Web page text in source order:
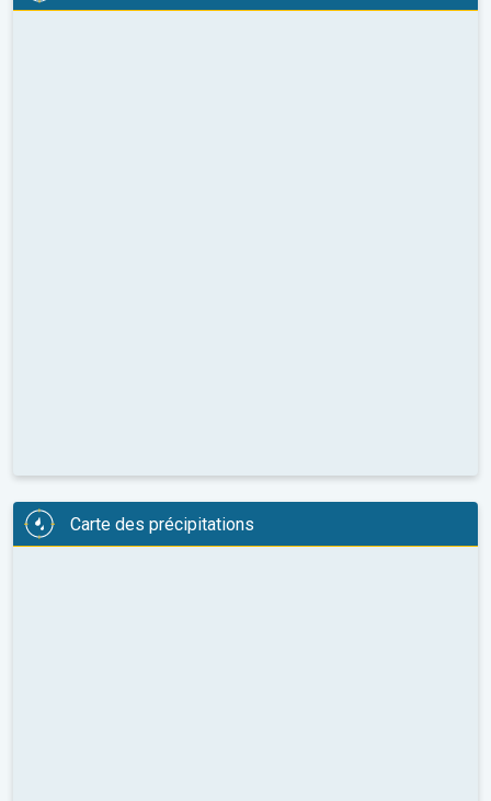
Carte des précipitations